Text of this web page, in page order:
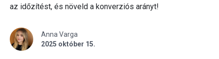
az időzítést, és növeld a konverziós arányt!
Anna Varga
2025 október 15.